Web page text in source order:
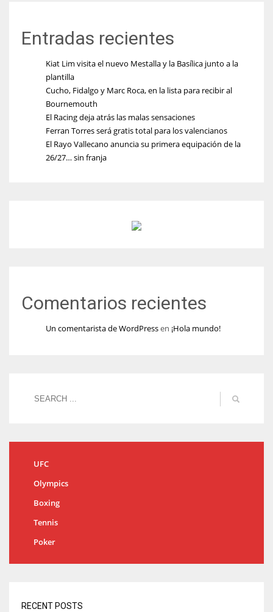
Entradas recientes
Kiat Lim visita el nuevo Mestalla y la Basílica junto a la
plantilla
Cucho, Fidalgo y Marc Roca, en la lista para recibir al
Bournemouth
El Racing deja atrás las malas sensaciones
Ferran Torres será gratis total para los valencianos
El Rayo Vallecano anuncia su primera equipación de la
26/27… sin franja
Comentarios recientes
Un comentarista de WordPressen ¡Hola mundo!
UFC
Olympics
Boxing
Tennis
Poker
RECENT POSTS